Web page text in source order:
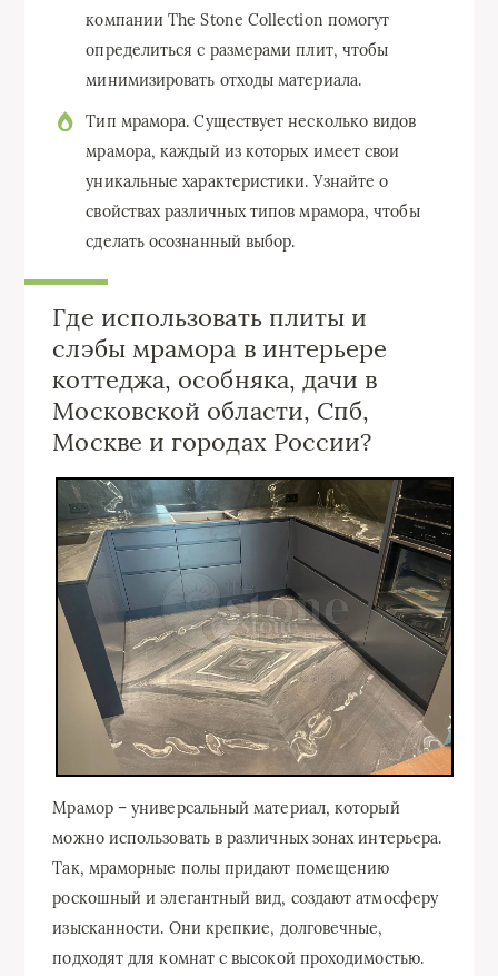
компании The Stone Collection помогут
определиться с размерами плит, чтобы
минимизировать отходы материала.
Тип мрамора. Существует несколько видов
мрамора, каждый из которых имеет свои
уникальные характеристики. Узнайте о
свойствах различных типов мрамора, чтобы
сделать осознанный выбор.
Где использовать плиты и
слэбы мрамора в интерьере
коттеджа, особняка, дачи в
Московской области, Спб,
Москве и городах России?
Мрамор – универсальный материал, который
можно использовать в различных зонах интерьера.
Так, мраморные полы придают помещению
роскошный и элегантный вид, создают атмосферу
изысканности. Они крепкие, долговечные,
подходят для комнат с высокой проходимостью.